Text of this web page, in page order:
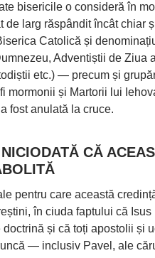
bisericile o consideră în
de larg răspândit încât chiar
Catolică și
Adventiștii de Ziua
etc.) — precum și
mormonii și Martorii lui
fost anulată la cruce.
CĂ
pentru care această
în ciuda faptului că Isus
și că toți apostolii și
— inclusiv Pavel, ale